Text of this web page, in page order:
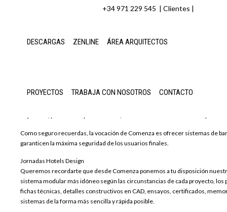
+34 971 229 545 | Clientes |
DESCARGAS ZENLINE ÁREA ARQUITECTOS
PROYECTOS TRABAJA CON NOSOTROS CONTACTO
Evento “Hotels Design” de Comenza
Como seguro recuerdas, la vocación de Comenza es ofrecer sistemas de
garanticen la máxima seguridad de los usuarios finales.
Jornadas Hotels Design
Queremos recordarte que desde Comenza ponemos a tu disposición
sistema modular más idóneo según las circunstancias de cada proyecto,
fichas técnicas, detalles constructivos en CAD, ensayos, certificados,
sistemas de la forma más sencilla y rápida posible.